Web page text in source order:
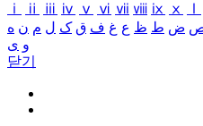
ⅰ
ⅱ ⅲ ⅳ ⅴ ⅵ ⅶ ⅷ ⅸ ⅹ
ض ط ظ ع غ ف ق ک ل م ن ه
و ی
닫기